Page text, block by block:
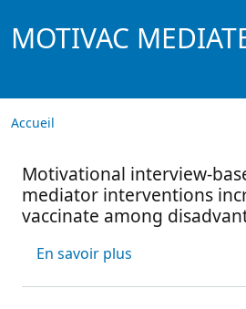
MOTIVAC
Accueil
Motivational interview-
mediator interventions
vaccinate among
En savoir plus